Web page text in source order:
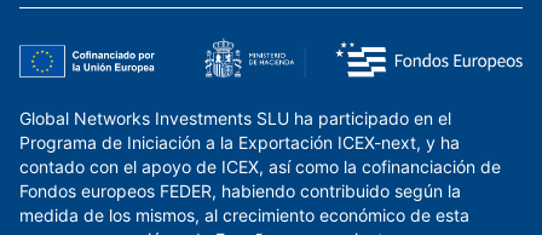
Global Networks Investments SLU ha participado en el
Programa de Iniciación a la Exportación ICEX-next, y ha
contado con el apoyo de ICEX, así como la cofinanciación de
Fondos europeos FEDER, habiendo contribuido según la
medida de los mismos, al crecimiento económico de esta